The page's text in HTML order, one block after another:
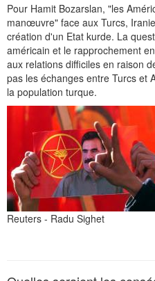
Pour Hamit Bozarslan, "les
manœuvre" face aux Turcs,
création d'un Etat kurde. La
américain et le rapprochement
aux relations difficiles en raison
pas les échanges entre Turcs et
la population turque.
Reuters - Radu Sighet